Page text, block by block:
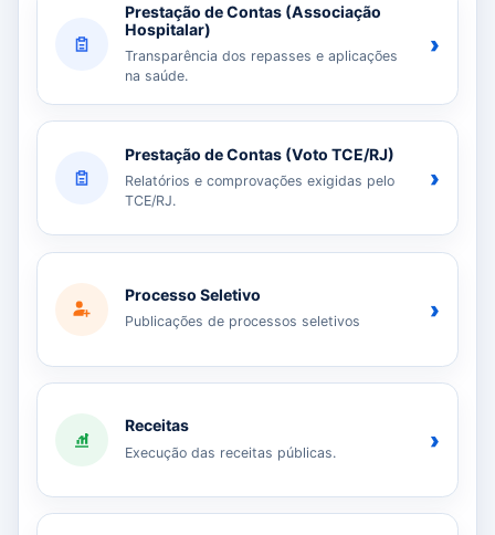
Prestação de Contas (Associação
Hospitalar)
Transparência dos repasses e aplicações
na saúde.
›
Prestação de Contas (Voto TCE/RJ)
Relatórios e comprovações exigidas pelo
TCE/RJ.
›
Processo Seletivo
Publicações de processos seletivos ›
Receitas
Execução das receitas públicas. ›